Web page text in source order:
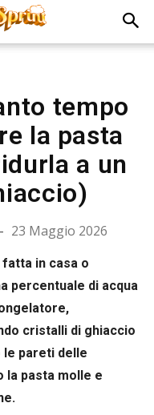
tempo
la pasta
a un
- 23 Maggio 2026
fatta in casa o
percentuale di acqua
cristalli di ghiaccio
le pareti delle
la pasta molle e